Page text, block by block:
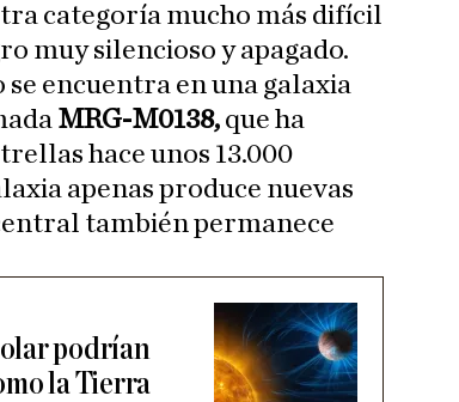
categoría mucho más difícil
muy silencioso y apagado.
se encuentra en una galaxia
MRG-M0138, que ha
hace unos 13.000
apenas produce nuevas
también permanece
podrían
la Tierra